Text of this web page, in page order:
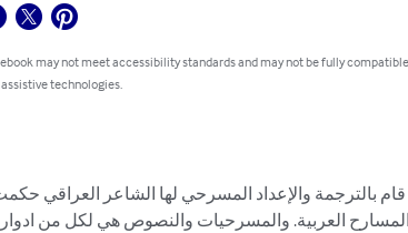
may not meet accessibility standards and may not be fully compatible
technologies.
بالترجمة والإعداد المسرحي لها الشاعر العراقي
العربية. والمسرحيات والنصوص هي لكل من ادوارد